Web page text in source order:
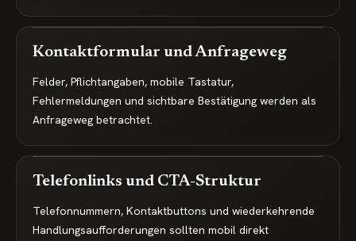
Kontaktformular und Anfrageweg
Felder, Pflichtangaben, mobile Tastatur,
Fehlermeldungen und sichtbare Bestätigung werden als
Anfrageweg betrachtet.
Telefonlinks und CTA-Struktur
Telefonnummern, Kontaktbuttons und wiederkehrende
Handlungsaufforderungen sollten mobil direkt